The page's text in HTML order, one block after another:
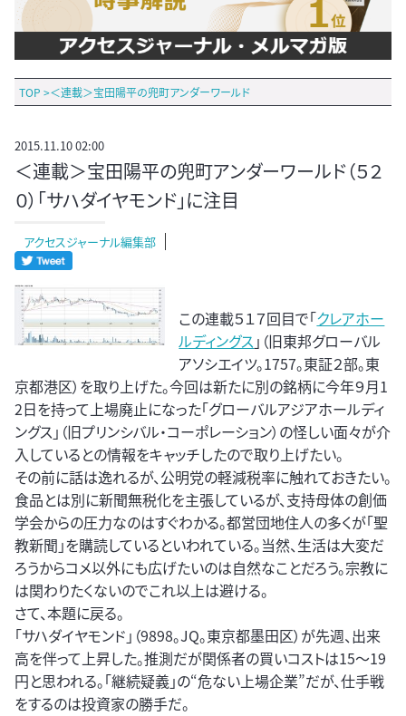
TOP >＜連載＞宝田陽平の兜町アンダーワールド
2015.11.10 02:00
＜連載＞宝田陽平の兜町アンダーワールド（５２
０）｢サハダイヤモンド」に注目
アクセスジャーナル編集部
この連載５１７回目で「クレアホー
ルディングス」（旧東邦グローバル
アソシエイツ。1757。東証２部。東
京都港区）を取り上げた。今回は新たに別の銘柄に今年９月1
2日を持って上場廃止になった「グローバルアジアホールディ
ングス」（旧プリンシバル・コーポレーション）の怪しい面々が介
入しているとの情報をキャッチしたので取り上げたい。
その前に話は逸れるが、公明党の軽減税率に触れておきたい。
食品とは別に新聞無税化を主張しているが、支持母体の創価
学会からの圧力なのはすぐわかる。都営団地住人の多くが「聖
教新聞」を購読しているといわれている。当然、生活は大変だ
ろうからコメ以外にも広げたいのは自然なことだろう。宗教に
は関わりたくないのでこれ以上は避ける。
さて、本題に戻る。
「サハダイヤモンド」（9898。JQ。東京都墨田区）が先週、出来
高を伴って上昇した。推測だが関係者の買いコストは15～19
円と思われる。「継続疑義」の“危ない上場企業”だが、仕手戦
をするのは投資家の勝手だ。